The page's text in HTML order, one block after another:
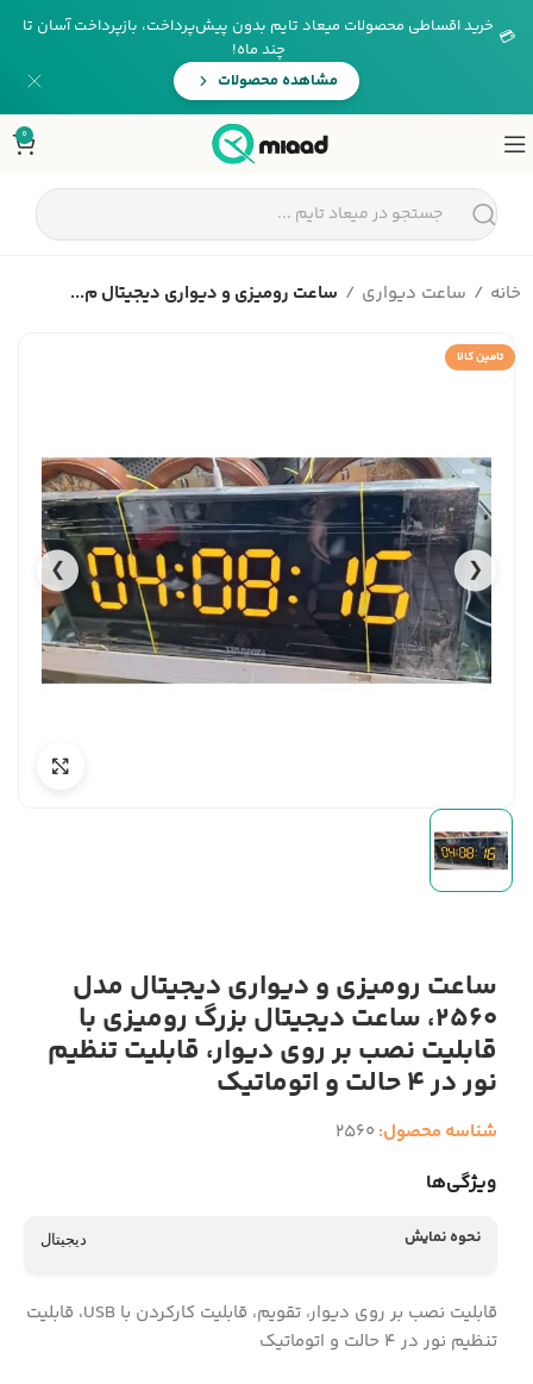
💳 خرید اقساطی محصولات میعاد تایم بدون پیش‌پرداخت، بازپرداخت آسان تا
چند ماه!
مشاهده محصولات
0
خانه ساعت دیواری ساعت رومیزی و دیواری دیجیتال م...
تامین کالا
❮
❯
ساعت رومیزی و دیواری دیجیتال مدل
2560، ساعت دیجیتال بزرگ رومیزی با
قابلیت نصب بر روی دیوار، قابلیت تنظیم
نور در 4 حالت و اتوماتیک
شناسه محصول: 2560
ویژگی‌ها
نحوه نمایش دیجیتال
قابلیت نصب بر روی دیوار، تقویم، قابلیت کارکردن با USB، قابلیت
تنظیم نور در 4 حالت و اتوماتیک